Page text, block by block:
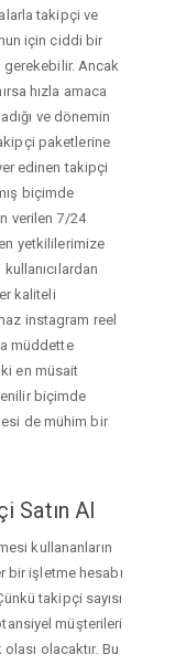
takipçi ve
için ciddi bir
Ancak
hızla amaca
ve dönemin
paketlerine
edinen takipçi
biçimde
verilen 7/24
yetkililerimize
kaliteli
instagram reel
müddette
en müsait
biçimde
de mühim bir
Satın Al
kullananların
bir işletme hesabı
takipçi sayısı
müşterileri
olacaktır. Bu